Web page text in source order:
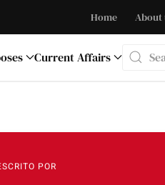
Home About
Current Affairs
POR